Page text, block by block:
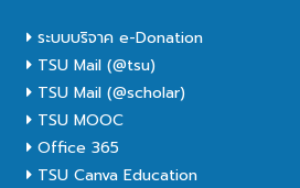
ระบบบริจาค e-Donation
TSU Mail (@tsu)
TSU Mail (@scholar)
TSU MOOC
Office 365
TSU Canva Education